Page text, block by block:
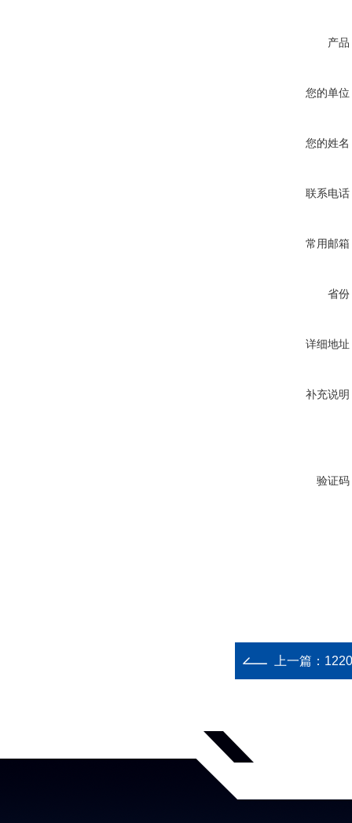
产品
您的单位
您的姓名
联系电话
常用邮箱
省份
详细地址
补充说明
验证码
上一篇：